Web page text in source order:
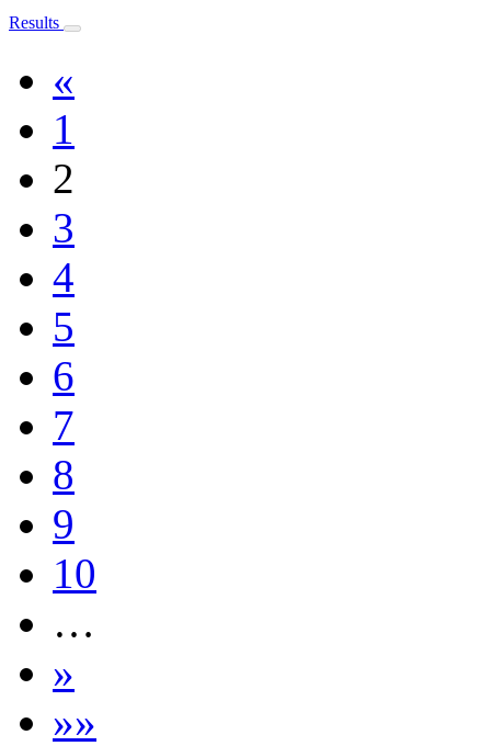
Results
«
1
2
3
4
5
6
7
8
9
10
…
»
»»